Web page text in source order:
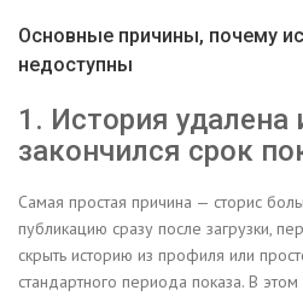
Основные причины, почему
недоступны
1. История удалена
закончился срок
Самая простая причина — сторис
публикацию сразу после загрузки,
скрыть историю из профиля или
стандартного периода показа. В